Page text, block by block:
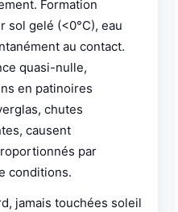
Formation
sol gelé (<0°C), eau
au contact.
quasi-nulle,
en patinoires
chutes
causent
par
conditions.
jamais touchées soleil